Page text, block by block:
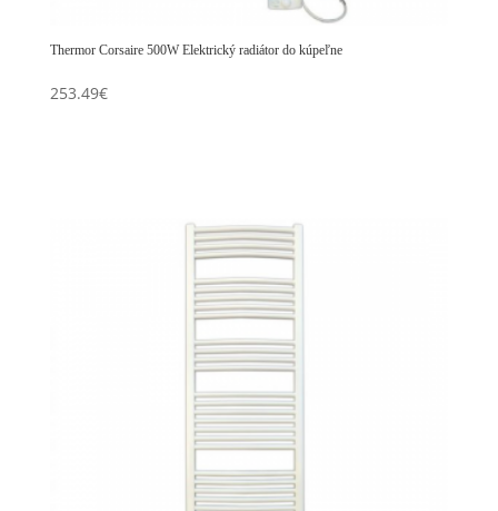
Thermor Corsaire 500W Elektrický radiátor do kúpeľne
253.49€